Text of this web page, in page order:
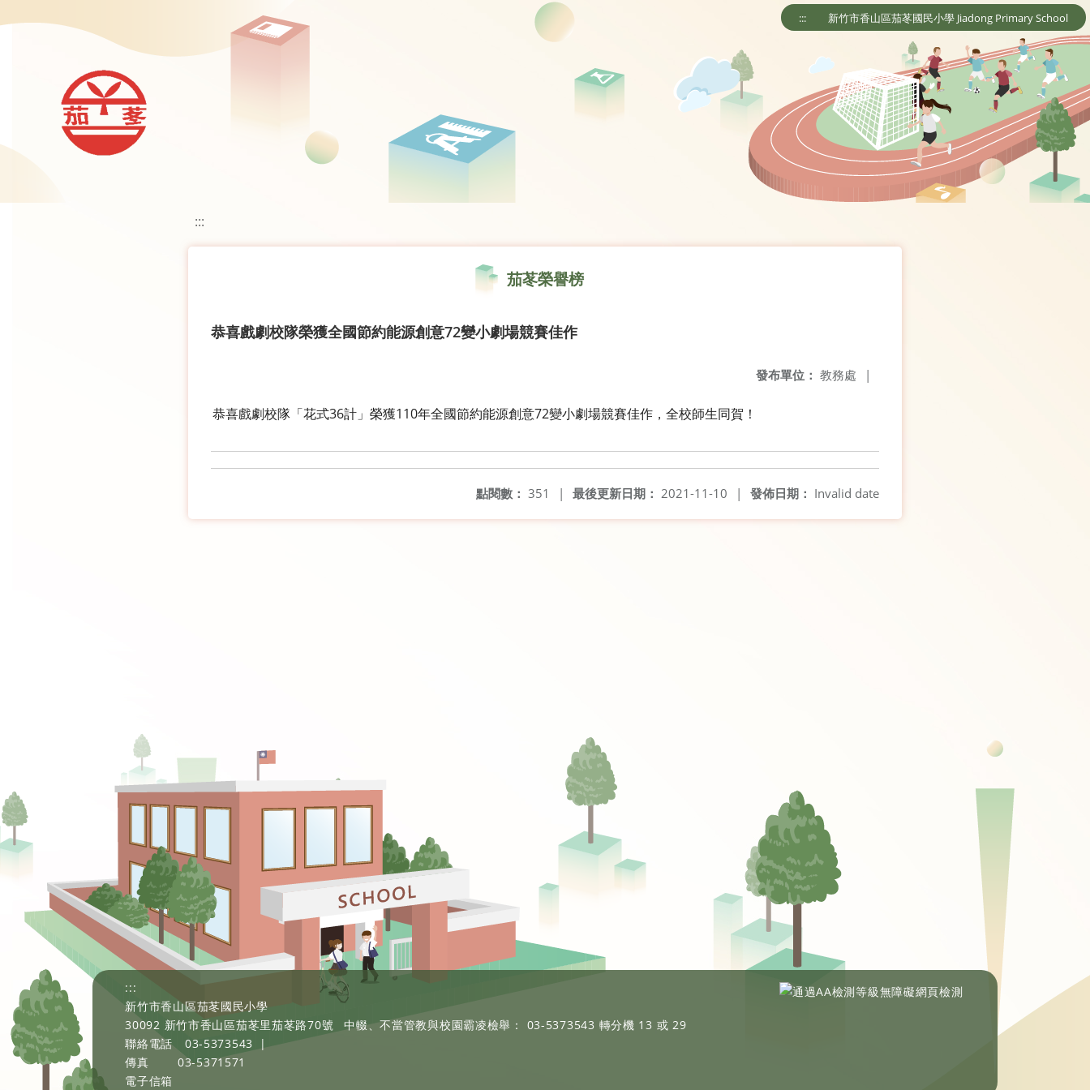
::: 新竹市香山區茄苳國民小學 Jiadong Primary School
:::
茄苳榮譽榜
恭喜戲劇校隊榮獲全國節約能源創意72變小劇場競賽佳作
發布單位： 教務處 |
恭喜戲劇校隊「花式36計」榮獲110年全國節約能源創意72變小劇場競賽佳作，全校師生同賀！
發佈日期： Invalid date
最後更新日期： 2021-11-10 |
點閱數： 351 |
:::
新竹市香山區茄苳國民小學
30092 新竹市香山區茄苳里茄苳路70號
中輟、不當管教與校園霸凌檢舉： 03-5373543 轉分機 13 或 29
聯絡電話
03-5373543
|
傳真
03-5371571
電子信箱